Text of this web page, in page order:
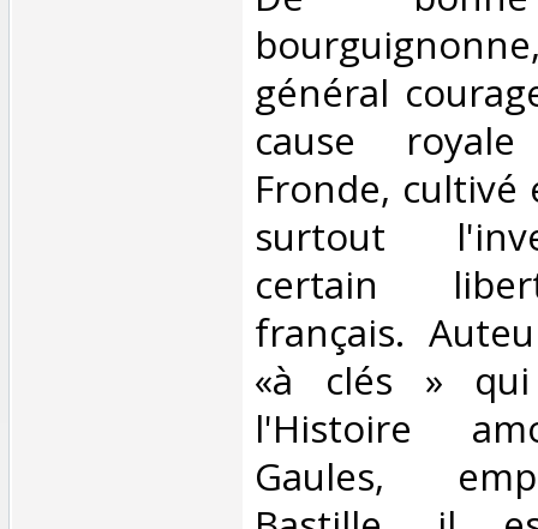
général
cause
Fronde,
surtout
certain
français.
«à clés »
l'Histoire
Gaules,